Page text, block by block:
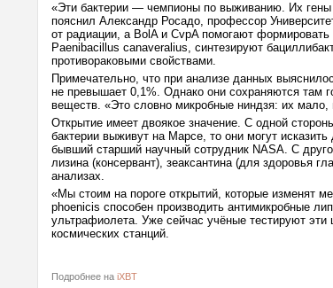
«Эти бактерии — чемпионы по выживанию. Их
пояснил Александр Росадо, профессор
от радиации, а BolA и CvpA помогают
Paenibacillus canaveralius, синтезируют
противораковыми свойствами.
Примечательно, что при анализе данных
не превышает 0,1%. Однако они сохраняются там
веществ. «Это словно микробные ниндзя: их
Открытие имеет двоякое значение. С одной
бактерии выживут на Марсе, то они могут
бывший старший научный сотрудник NASA. С
лизина (консервант), зеаксантина (для здоровья
анализах.
«Мы стоим на пороге открытий, которые изменят
phoenicis способен производить антимикробные
ультрафиолета. Уже сейчас учёные тестируют
космических станций.
Подробнее на iXBT